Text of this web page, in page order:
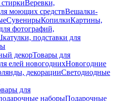
Веревки,
моющих средствВешалки-
СувенирыКопилкиКартины,
фотографий,
подставки для
декорТовары для
елей новогоднихНовогодние
декорацииСветодиодные
для
наборыПодарочные